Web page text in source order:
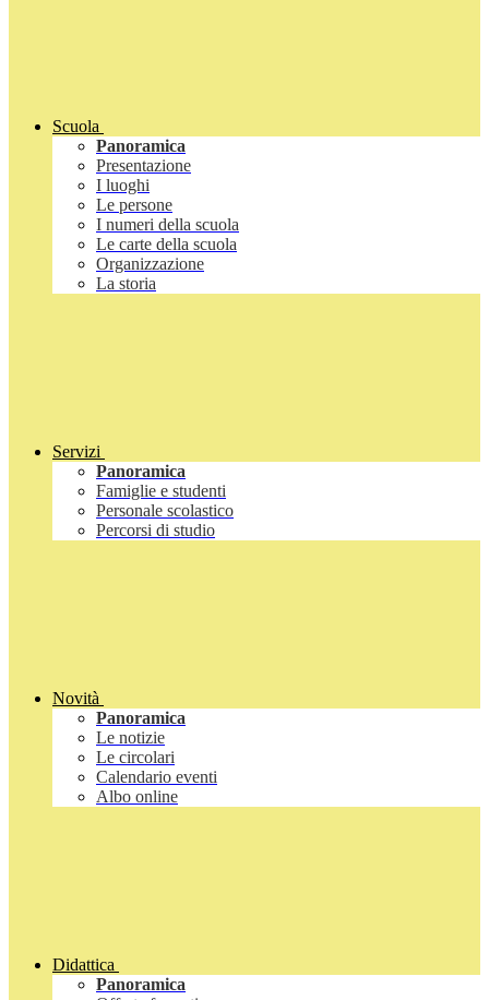
Scuola
Panoramica
Presentazione
I luoghi
Le persone
I numeri della scuola
Le carte della scuola
Organizzazione
La storia
Servizi
Panoramica
Famiglie e studenti
Personale scolastico
Percorsi di studio
Novità
Panoramica
Le notizie
Le circolari
Calendario eventi
Albo online
Didattica
Panoramica